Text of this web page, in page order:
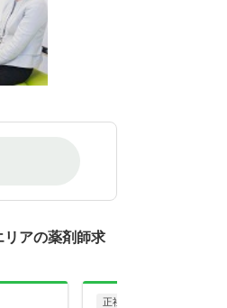
リアの薬剤師求
正社員